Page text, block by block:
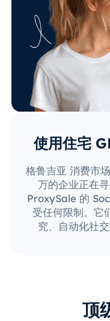
使用住宅
格鲁吉亚 消费市
万的企业正在
ProxySale 的
受任何限制。它
究、自动化社
顶